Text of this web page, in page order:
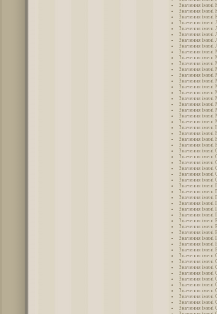
Значення імені
Значення імені
Значення імені
Значення імені
Значення імені
Значення імені
Значення імені
Значення імені
Значення імені
Значення імені
Значення імені
Значення імені
Значення імені
Значення імені
Значення імені
Значення
Значення
Значення імені
Значення імені
Значення імені
Значення імені
Значення імені
Значення імені
Значення імені
Значення імені
Значення імені
Значення імені
Значення імені
Значення імені
Значення імені
Значення імені
Значення імені
Значення імені
Значення імені
Значення імені
Значення імені
Значення імені
Значення імені
Значення імені
Значення імені
Значення імені
Значення імені
Значення імені
Значення імені
Значення імені
Значення імені
Значення імені
Значення імені
Значення імені
Значення імені
Значення імені
Значення імені
Значення імені